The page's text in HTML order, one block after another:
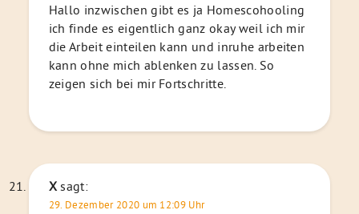
Hallo inzwischen gibt es ja Homescohooling
ich finde es eigentlich ganz okay weil ich mir
die Arbeit einteilen kann und inruhe arbeiten
kann ohne mich ablenken zu lassen. So
zeigen sich bei mir Fortschritte.
X sagt:
29. Dezember 2020 um 12:09 Uhr